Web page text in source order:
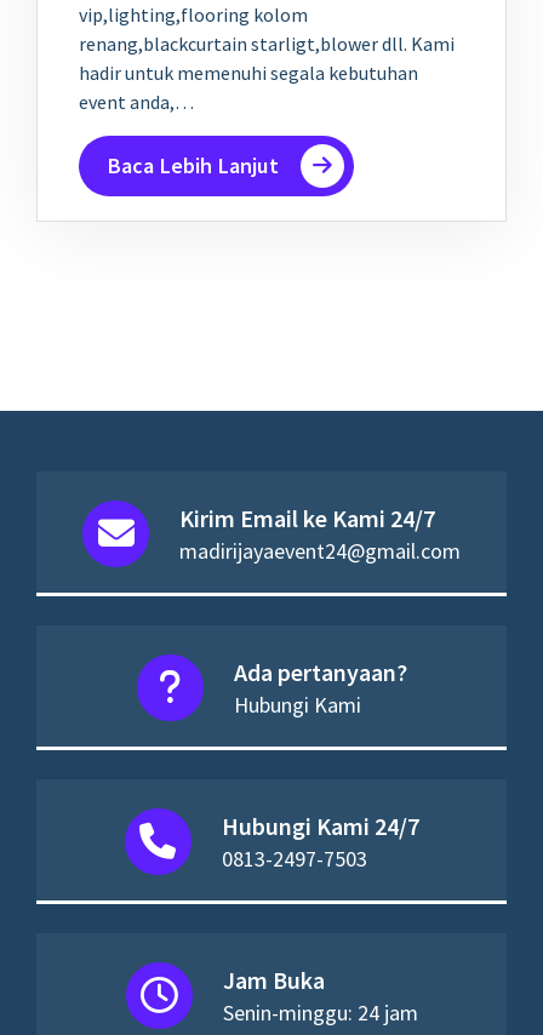
vip,lighting,flooring kolom
renang,blackcurtain starligt,blower dll. Kami
hadir untuk memenuhi segala kebutuhan
event anda,…
Baca Lebih Lanjut
Kirim Email ke Kami 24/7
madirijayaevent24@gmail.com
Ada pertanyaan?
Hubungi Kami
Hubungi Kami 24/7
0813-2497-7503
Jam Buka
Senin-minggu: 24 jam